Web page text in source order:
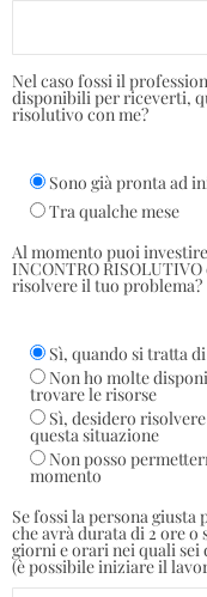
Nel caso fossi il
disponibili per riceverti,
risolutivo con me?
Sono già pronta ad
Tra qualche mese
Al momento puoi
INCONTRO
risolvere il tuo problema?
Sì, quando si tratta
Non ho molte
trovare le risorse
Sì, desidero
questa situazione
Non posso
momento
Se fossi la persona
che avrà durata di 2 ore
giorni e orari nei quali sei
(è possibile iniziare il